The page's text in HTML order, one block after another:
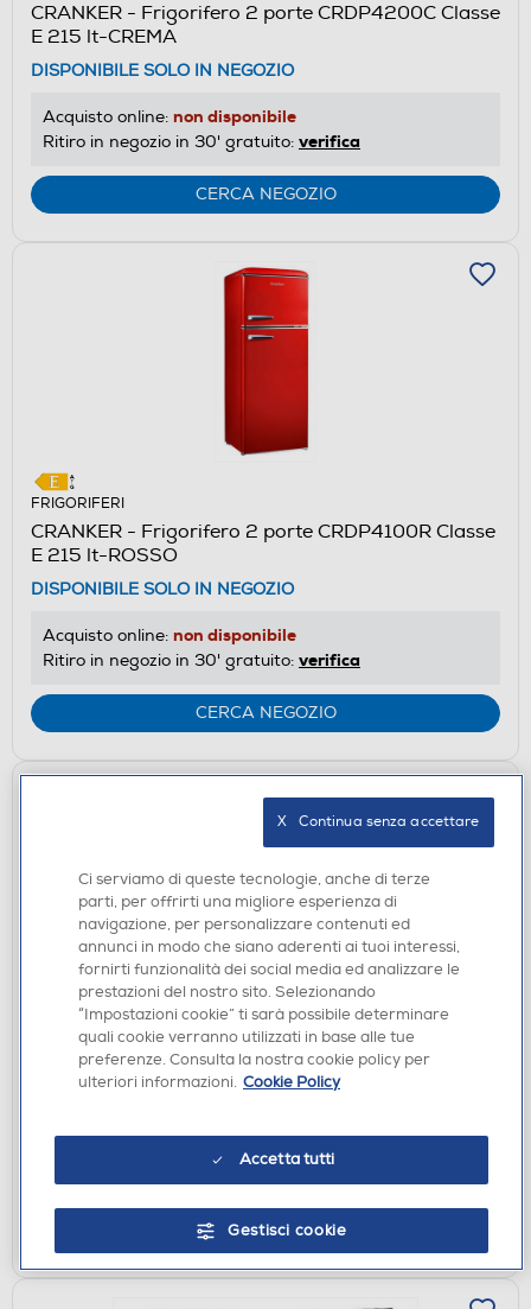
CRANKER - Frigorifero 2 porte CRDP4200C Classe
E 215 lt-CREMA
DISPONIBILE SOLO IN NEGOZIO
Acquisto online: non disponibile
Ritiro in negozio in 30' gratuito: verifica
CERCA NEGOZIO
FRIGORIFERI
CRANKER - Frigorifero 2 porte CRDP4100R Classe
E 215 lt-ROSSO
DISPONIBILE SOLO IN NEGOZIO
Acquisto online: non disponibile
Ritiro in negozio in 30' gratuito: verifica
CERCA NEGOZIO
FRIGORIFERI
CRANKER - Frigorifero combinato CRCB7030NFC
Classe E 331 lt-CREMA
non disponibile
Ritiro in negozio in 30' gratuito:
CERCA NEGOZIO
Ci serviamo di queste tecnologie, anche di terze
parti, per offrirti una migliore esperienza di
navigazione, per personalizzare contenuti ed
annunci in modo che siano aderenti ai tuoi interessi,
fornirti funzionalità dei social media ed analizzare le
prestazioni del nostro sito. Selezionando
“Impostazioni cookie” ti sarà possibile determinare
quali cookie verranno utilizzati in base alle tue
preferenze. Consulta la nostra cookie policy per
ulteriori informazioni. Cookie Policy
Accetta tutti
Gestisci cookie
X   Continua senza accettare